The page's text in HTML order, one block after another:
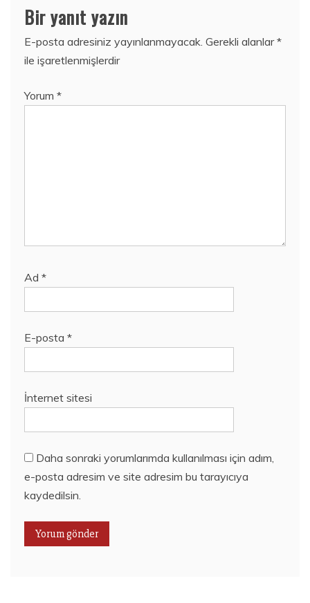
Bir yanıt yazın
E-posta adresiniz yayınlanmayacak. Gerekli alanlar*
ile işaretlenmişlerdir
Yorum *
Ad *
E-posta *
İnternet sitesi
Daha sonraki yorumlarımda kullanılması için adım,
e-posta adresim ve site adresim bu tarayıcıya
kaydedilsin.